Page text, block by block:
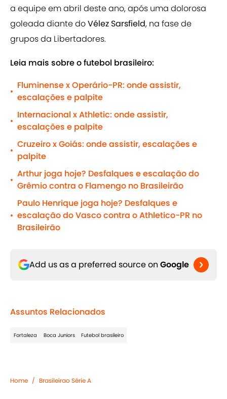
a equipe em abril deste ano, após uma dolorosa
goleada diante doVélez Sarsfield, na fase de
grupos da Libertadores.
Leia mais sobre o futebol brasileiro:
•
Fluminense x Operário-PR: onde assistir,
escalações e palpite
•
Internacional x Athletic: onde assistir,
escalações e palpite
•
Cruzeiro x Goiás: onde assistir, escalações e
palpite
•
Arthur joga hoje? Desfalques e escalação do
Grêmio contra o Flamengo no Brasileirão
•
Paulo Henrique joga hoje? Desfalques e
escalação do Vasco contra o Athletico-PR no
Brasileirão
Add us as a preferred source on Google
Assuntos Relacionados
Fortaleza Boca Juniors Futebol brasileiro
Home / Brasileirao Série A